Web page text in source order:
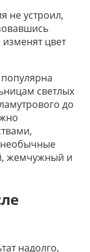
не устроил,
цвет
светлых
до
жемчужный и
надолго,